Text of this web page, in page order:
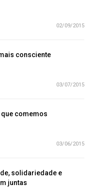
02/09/2015
consciente
03/07/2015
comemos
03/06/2015
solidariedade e
juntas